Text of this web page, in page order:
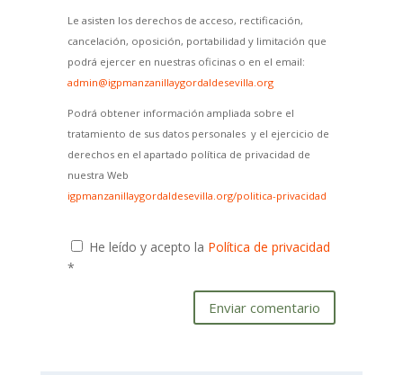
Le asisten los derechos de acceso, rectificación,
cancelación, oposición, portabilidad y limitación que
podrá ejercer en nuestras oficinas o en el email:
admin@igpmanzanillaygordaldesevilla.org
Podrá obtener información ampliada sobre el
tratamiento de sus datos personales y el ejercicio de
derechos en el apartado política de privacidad de
nuestra Web
igpmanzanillaygordaldesevilla.org/politica-privacidad
He leído y acepto la Política de privacidad
*
Enviar comentario